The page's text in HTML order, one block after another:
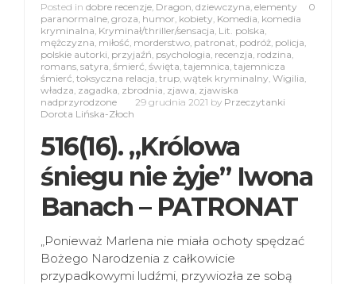
0
Posted in dobre recenzje, Dragon, dziewczyna, elementy
paranormalne, groza, humor, kobiety, Komedia, komedia
kryminalna, Kryminał/thriller/sensacja, Lit. polska,
mężczyzna, miłość, morderstwo, patronat, podróż, policja,
polskie autorki, przyjaźń, psychologia, recenzja, rodzina,
romans, satyra, śmierć, święta, tajemnica, tajemnicza
śmierć, toksyczna relacja, trup, wątek kryminalny, Wigilia,
władza, zagadka, zbrodnia, zjawa, zjawiska
nadprzyrodzone
29 grudnia 2021 by Przeczytanki
Dorota Lińska-Złoch
516(16). „Królowa
śniegu nie żyje” Iwona
Banach – PATRONAT
„Ponieważ Marlena nie miała ochoty spędzać
Bożego Narodzenia z całkowicie
przypadkowymi ludźmi, przywiozła ze sobą